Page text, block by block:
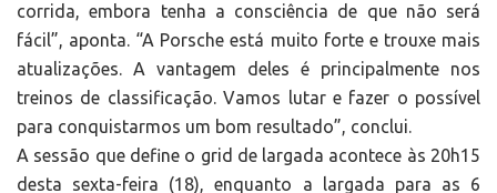
corrida, embora tenha a consciência de que não será
fácil”, aponta. “A Porsche está muito forte e trouxe mais
atualizações. A vantagem deles é principalmente nos
treinos de classificação. Vamos lutar e fazer o possível
para conquistarmos um bom resultado”, conclui.
A sessão que define o grid de largada acontece às 20h15
desta sexta-feira (18), enquanto a largada para as 6